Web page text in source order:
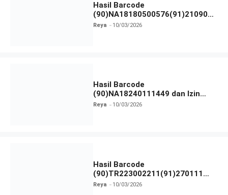
Hasil Barcode
(90)NA18180500576(91)210906
dan Izin BPOM
Reya 10/03/2026
Hasil Barcode
(90)NA18240111449 dan Izin
BPOM
Reya 10/03/2026
Hasil Barcode
(90)TR223002211(91)270111
dan Izin BPOM
Reya 10/03/2026